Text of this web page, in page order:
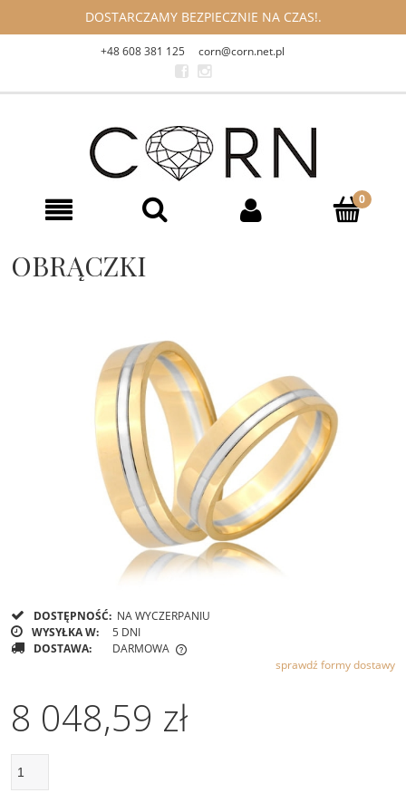
DOSTARCZAMY BEZPIECZNIE NA CZAS!.
+48 608 381 125 corn@corn.net.pl
OBRĄCZKI
DOSTĘPNOŚĆ: NA WYCZERPANIU
WYSYŁKA W:
5 DNI
DOSTAWA:
DARMOWA
CENA NIE ZAWIERA EWENTUALNYCH KOSZTÓW PŁATNOŚCI
sprawdź formy dostawy
8 048,59 zł